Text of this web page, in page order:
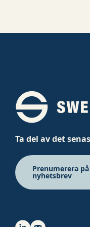
Ta del av det
Prenumerera
nyhetsbrev